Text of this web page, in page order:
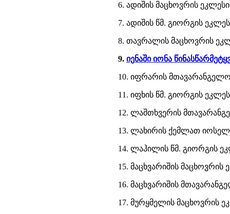
6. ადიშის მაცხოვრის
7. ადიშის წმ. გიორგის
8. თავრალის მაცხოვრის
9. იენაში იონა
10. იფრარის
11. იფხის წმ. გიორგის
12. ლაშთხვერის
13. ლახირის ქემლათ
14. ლაჰილის წმ. გიორგის
15. მაცხვარიშის მაცხოვრის
16. მაცხვარიშის
17. მურყმელის მაცხოვრის